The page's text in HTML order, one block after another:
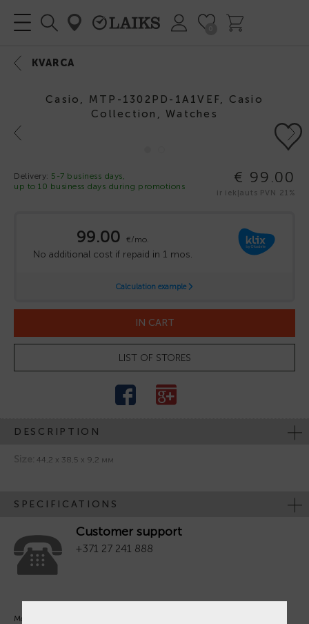
KVARCA
Casio, MTP-1302PD-1A1VEF, Casio
Collection, Watches
Previous Next
Delivery: 5-7 business days,
up to 10 business days during promotions
€ 99.00
ir iekļauts PVN 21%
IN CART
LIST OF STORES
DESCRIPTION
Size: 44,2 x 38,5 x 9,2 мм
SPECIFICATIONS
Customer support
+371 27 241 888
Mon. - Fri. 09:00 - 18:00